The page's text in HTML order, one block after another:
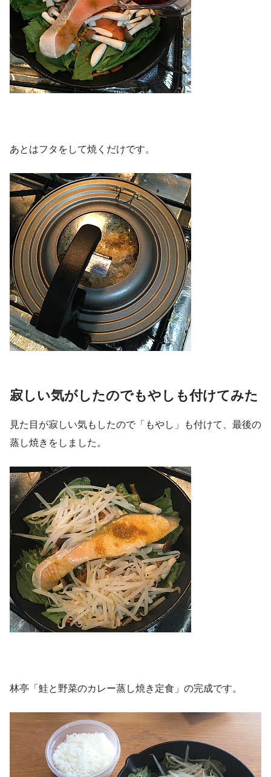
あとはフタをして焼くだけです。
寂しい気がしたのでもやしも付けてみた
見た目が寂しい気もしたので「もやし」も付けて、最後の
蒸し焼きをしました。
林亭「鮭と野菜のカレー蒸し焼き定食」の完成です。